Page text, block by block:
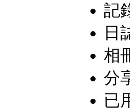
記
日
相
分
已